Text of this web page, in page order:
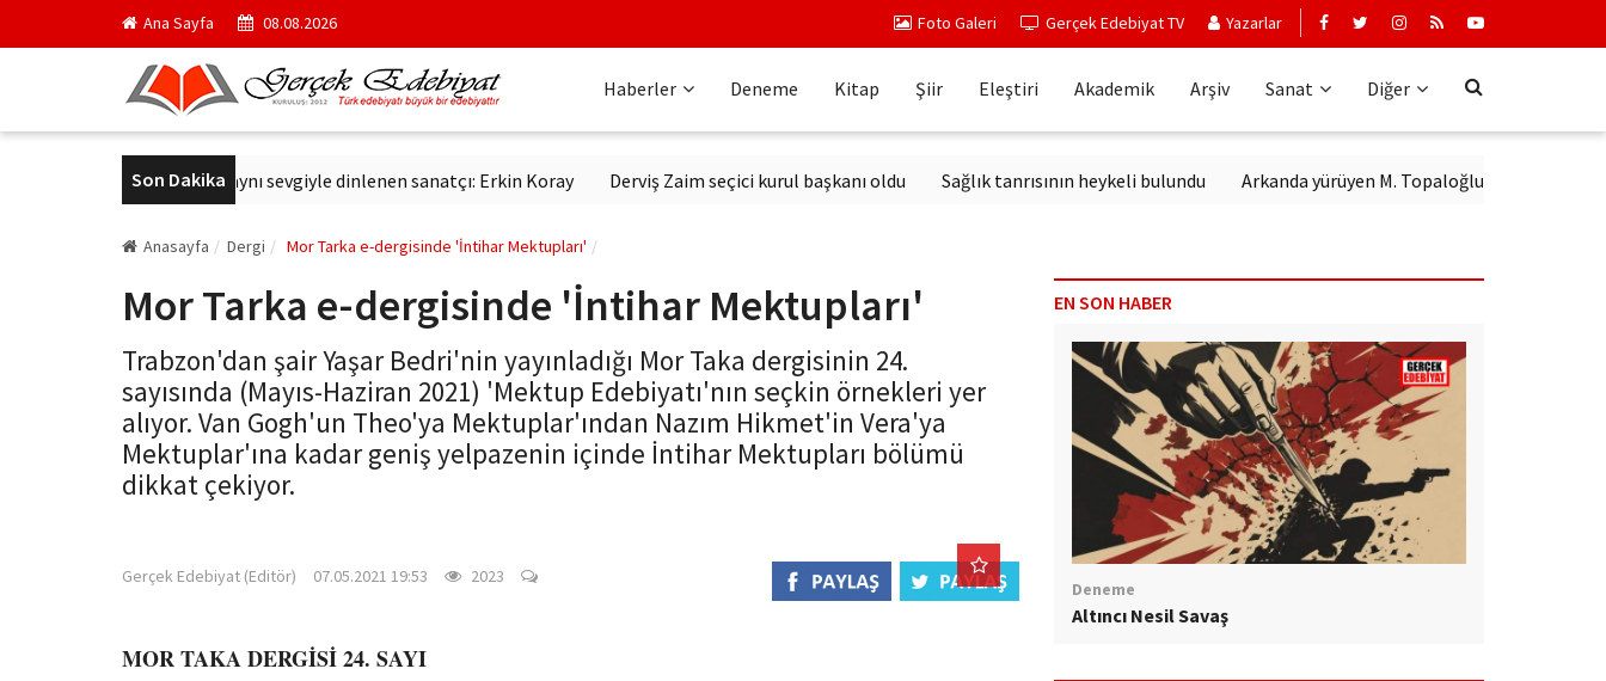
Ana Sayfa 08.08.2026 Foto Galeri Gerçek Edebiyat TV Yazarlar
Haberler Deneme Kitap Şiir Eleştiri Akademik Arşiv Sanat Diğer
Son Dakika
Altmış yıldır aynı sevgiyle dinlenen sanatçı: Erkin Koray Derviş Zaim seçici kurul başkanı oldu Sağlık tanrısının heykeli bulundu Arkanda yürüyen M. Topaloğlu
Anasayfa Dergi Mor Tarka e-dergisinde 'İntihar Mektupları'
Mor Tarka e-dergisinde 'İntihar Mektupları'
Trabzon'dan şair Yaşar Bedri'nin yayınladığı Mor Taka dergisinin 24.
sayısında (Mayıs-Haziran 2021) 'Mektup Edebiyatı'nın seçkin örnekleri yer
alıyor. Van Gogh'un Theo'ya Mektuplar'ından Nazım Hikmet'in Vera'ya
Mektuplar'ına kadar geniş yelpazenin içinde İntihar Mektupları bölümü
dikkat çekiyor.
Gerçek Edebiyat (Editör) 07.05.2021 19:53 2023
MOR TAKA DERGİSİ 24. SAYI
EN SON HABER
Deneme
Altıncı Nesil Savaş